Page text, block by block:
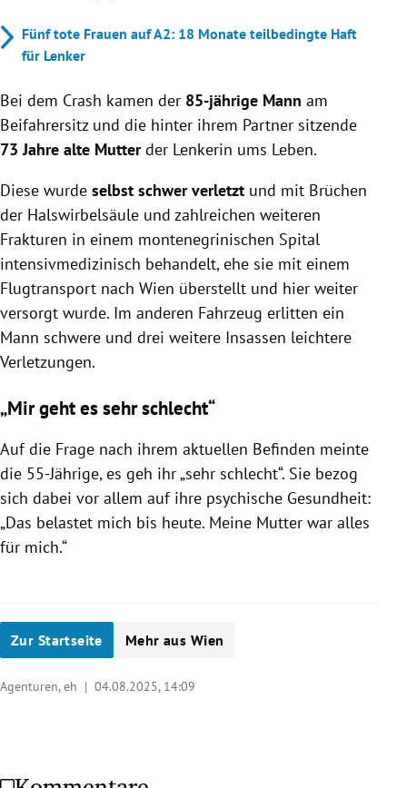
Fünf tote Frauen auf A2: 18 Monate teilbedingte Haft
für Lenker
Bei dem Crash kamen der 85-jährige Mann am
Beifahrersitz und die hinter ihrem Partner sitzende
73 Jahre alte Mutterder Lenkerin ums Leben.
Diese wurde selbst schwer verletzt und mit Brüchen
der Halswirbelsäule und zahlreichen weiteren
Frakturen in einem montenegrinischen Spital
intensivmedizinisch behandelt, ehe sie mit einem
Flugtransport nach Wien überstellt und hier weiter
versorgt wurde. Im anderen Fahrzeug erlitten ein
Mann schwere und drei weitere Insassen leichtere
Verletzungen.
„Mir geht es sehr schlecht“
Auf die Frage nach ihrem aktuellen Befinden meinte
die 55-Jährige, es geh ihr „sehr schlecht“. Sie bezog
sich dabei vor allem auf ihre psychische Gesundheit:
„Das belastet mich bis heute. Meine Mutter war alles
für mich.“
Zur Startseite Mehr aus Wien
Agenturen, eh | 04.08.2025, 14:09